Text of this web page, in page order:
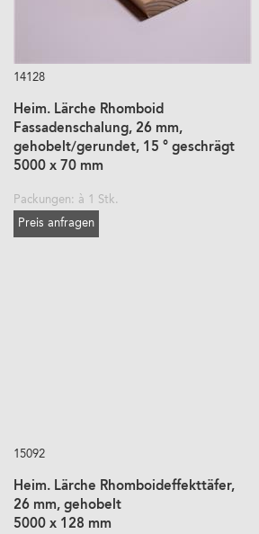
14128
Heim. Lärche Rhomboid
Fassadenschalung, 26 mm,
gehobelt/gerundet, 15 ° geschrägt
5000 x 70 mm
Packungen: à 1 Stk.
Preis anfragen
15092
Heim. Lärche Rhomboideffekttäfer,
26 mm, gehobelt
5000 x 128 mm